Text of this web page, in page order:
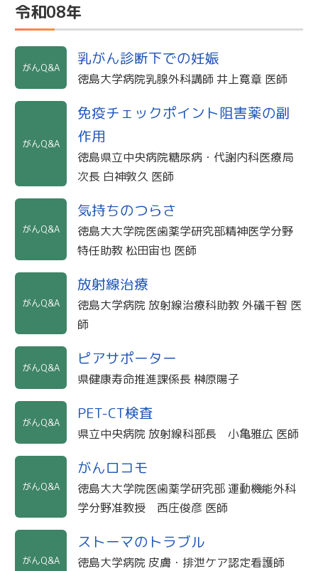
令和08年
がんQ&A 乳がん診断下での妊娠
徳島大学病院乳腺外科講師 井上寛章 医師
がんQ&A
免疫チェックポイント阻害薬の副
作用
徳島県立中央病院糖尿病・代謝内科医療局
次長 白神敦久 医師
がんQ&A
気持ちのつらさ
徳島大大学院医歯薬学研究部精神医学分野
特任助教 松田宙也 医師
がんQ&A
放射線治療
徳島大学病院 放射線治療科助教 外礒千智 医
師
がんQ&A ピアサポーター
県健康寿命推進課係長 榊原陽子
がんQ&A PET-CT検査
県立中央病院 放射線科部長 小亀雅広 医師
がんQ&A
がんロコモ
徳島大大学院医歯薬学研究部 運動機能外科
学分野准教授 西庄俊彦 医師
がんQ&A
ストーマのトラブル
徳島大学病院 皮膚・排泄ケア認定看護師